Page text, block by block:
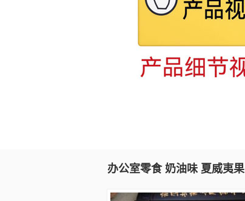
办公室零食 奶油味 夏威夷果